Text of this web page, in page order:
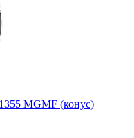
MGMF (конус)